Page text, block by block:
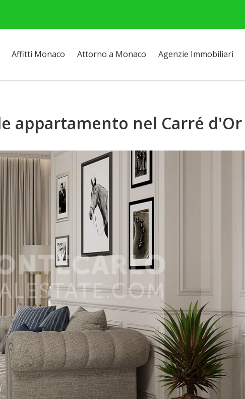
Affitti Monaco Attorno a Monaco Agenzie Immobiliari
appartamento nel Carré d'Or